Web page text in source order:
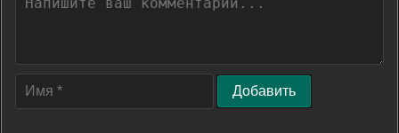
Добавить